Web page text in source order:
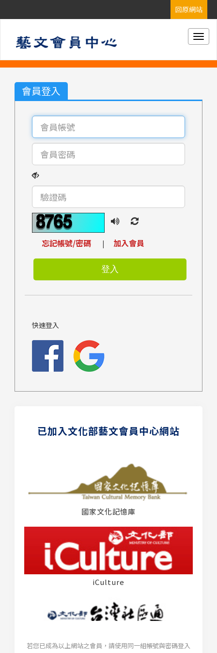
會員登入
忘記帳號/密碼 | 加入會員
快速登入
已加入文化部藝文會員中心網站
國家文化記憶庫
iCulture
若您已成為以上網站之會員，請使用同一組帳號與密碼登入